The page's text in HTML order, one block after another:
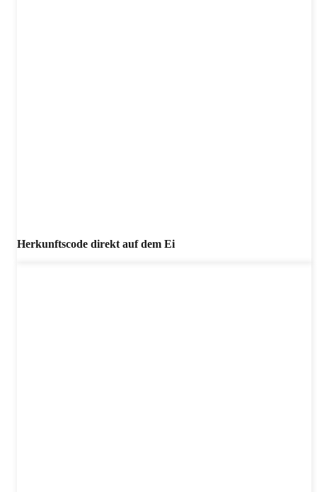
Herkunftscode direkt auf dem Ei